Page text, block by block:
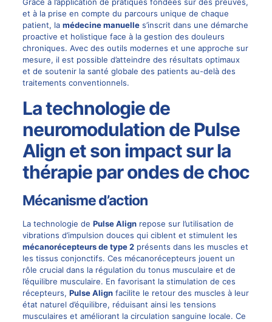
Grâce à l’application de pratiques fondées sur des preuves,
et à la prise en compte du parcours unique de chaque
patient, la médecine manuelles’inscrit dans une démarche
proactive et holistique face à la gestion des douleurs
chroniques. Avec des outils modernes et une approche sur
mesure, il est possible d’atteindre des résultats optimaux
et de soutenir la santé globale des patients au-delà des
traitements conventionnels.
La technologie de
neuromodulation de Pulse
Align et son impact sur la
thérapie par ondes de choc
Mécanisme d’action
La technologie de Pulse Alignrepose sur l’utilisation de
vibrations d’impulsion douces qui ciblent et stimulent les
mécanorécepteurs de type 2présents dans les muscles et
les tissus conjonctifs. Ces mécanorécepteurs jouent un
rôle crucial dans la régulation du tonus musculaire et de
l’équilibre musculaire. En favorisant la stimulation de ces
récepteurs, Pulse Alignfacilite le retour des muscles à leur
état naturel d’équilibre, réduisant ainsi les tensions
musculaires et améliorant la circulation sanguine locale. Ce